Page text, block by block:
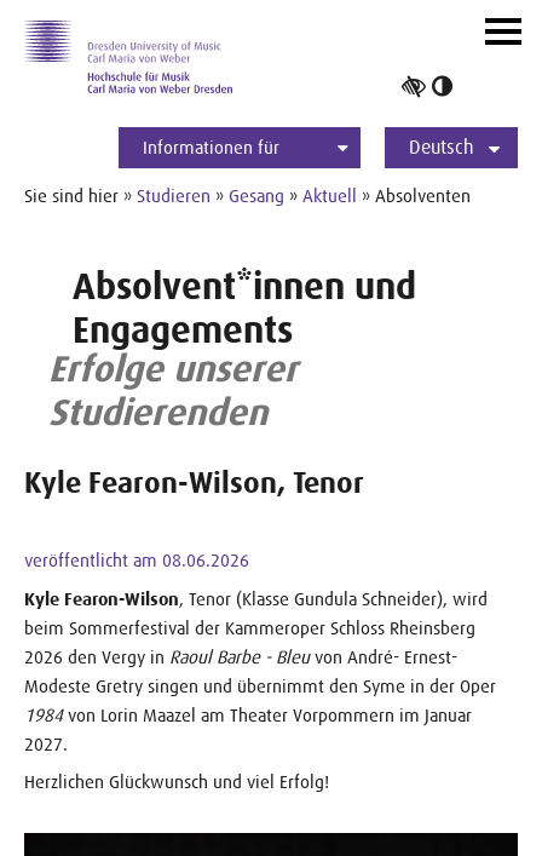
Informationen für
Studierende
Bewerber*innen
International
Presse
Alumni
Deutsch
English
ein-/
Sie sind hier » Studieren » Gesang » Aktuell » Absolventen
Absolvent*innen und
Engagements
Erfolge unserer
Studierenden
Kyle Fearon-Wilson, Tenor
veröffentlicht am 08.06.2026
Kyle Fearon-Wilson, Tenor (Klasse Gundula Schneider), wird
beim Sommerfestival der Kammeroper Schloss Rheinsberg
2026 den Vergy in Raoul Barbe - Bleuvon André- Ernest-
Modeste Gretry singen und übernimmt den Syme in der Oper
1984von Lorin Maazel am Theater Vorpommern im Januar
2027.
Herzlichen Glückwunsch und viel Erfolg!